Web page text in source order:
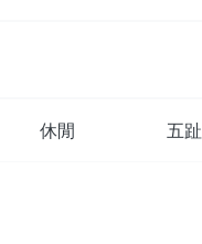
休閒 五趾